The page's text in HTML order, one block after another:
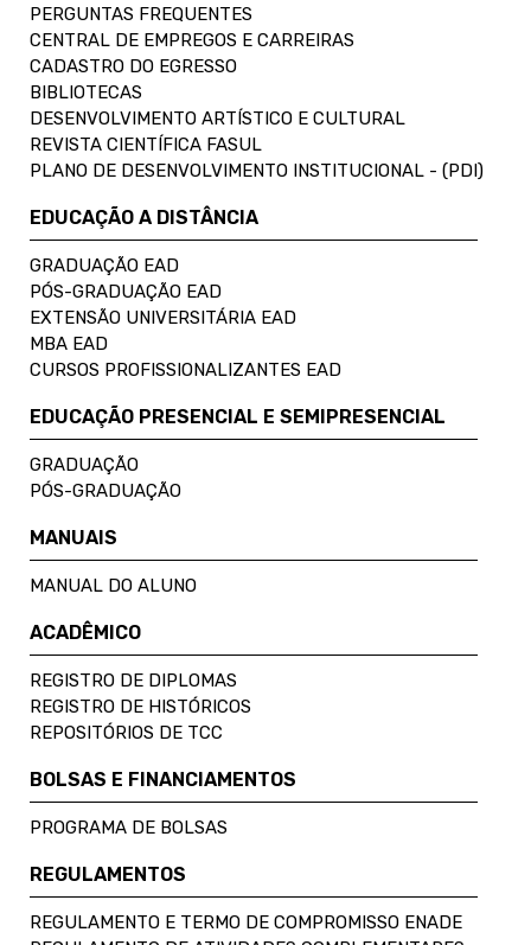
PERGUNTAS FREQUENTES
CENTRAL DE EMPREGOS E CARREIRAS
CADASTRO DO EGRESSO
BIBLIOTECAS
DESENVOLVIMENTO ARTÍSTICO E CULTURAL
REVISTA CIENTÍFICA FASUL
PLANO DE DESENVOLVIMENTO INSTITUCIONAL - (PDI)
EDUCAÇÃO A DISTÂNCIA
GRADUAÇÃO EAD
PÓS-GRADUAÇÃO EAD
EXTENSÃO UNIVERSITÁRIA EAD
MBA EAD
CURSOS PROFISSIONALIZANTES EAD
EDUCAÇÃO PRESENCIAL E SEMIPRESENCIAL
GRADUAÇÃO
PÓS-GRADUAÇÃO
MANUAIS
MANUAL DO ALUNO
ACADÊMICO
REGISTRO DE DIPLOMAS
REGISTRO DE HISTÓRICOS
REPOSITÓRIOS DE TCC
BOLSAS E FINANCIAMENTOS
PROGRAMA DE BOLSAS
REGULAMENTOS
REGULAMENTO E TERMO DE COMPROMISSO ENADE